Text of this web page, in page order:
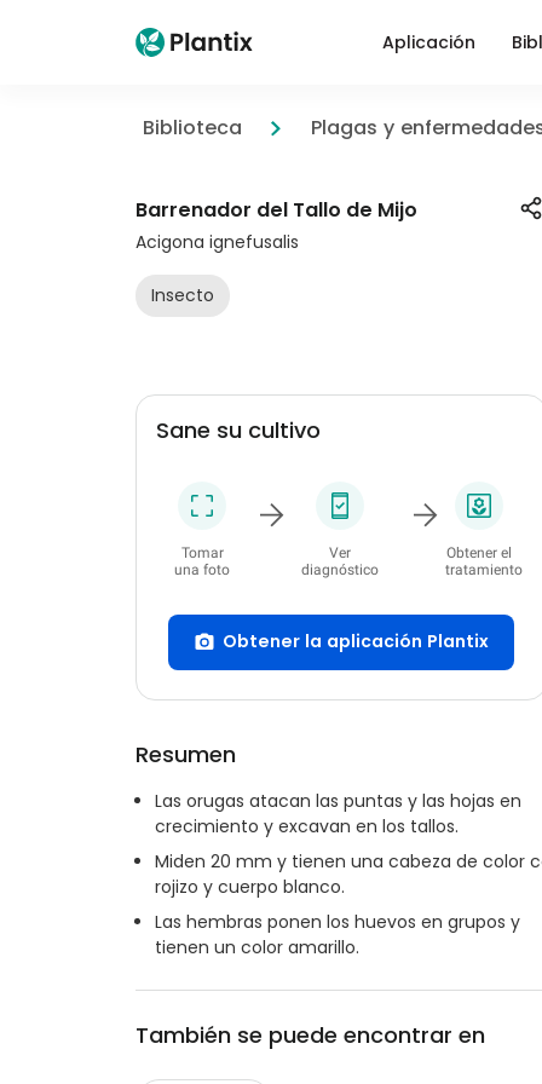
Aplicación
Biblioteca Plagas y
Barrenador del Tallo de Mijo
Acigona ignefusalis
Insecto
Sane su cultivo
Tomar
una foto
Ver
diagnóstico
Obtener el
tratamiento
Obtener la aplicación Plantix
Resumen
Las orugas atacan las puntas y las hojas en
crecimiento y excavan en los tallos.
Miden 20 mm y tienen una cabeza de color
rojizo y cuerpo blanco.
Las hembras ponen los huevos en grupos y
tienen un color amarillo.
También se puede encontrar en